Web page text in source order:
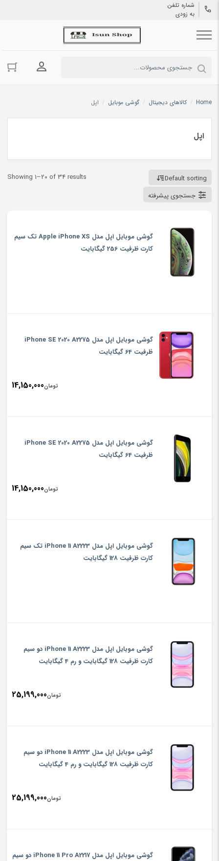
شماره تلفن
به زودی
ورود به
Home
/ کالاهای دیجیتال / گوشی موبایل / اپل
اپل
Showing 1–20 of 34 results
Default sorting
جستجوی پیشرفته
گوشی موبایل اپل مدل Apple iPhone XS تک سیم
کارت ظرفیت 256 گیگابایت
گوشی موبایل اپل مدل iPhone SE 2020 A2275
ظرفیت 64 گیگابایت
تومان14,150,000
گوشی موبایل اپل مدل iPhone SE 2020 A2275
ظرفیت 64 گیگابایت
تومان14,150,000
گوشی موبایل اپل مدل iPhone 11 A2223 تک سیم‌
کارت ظرفیت 128 گیگابایت
گوشی موبایل اپل مدل iPhone 11 A2223 دو سیم‌
کارت ظرفیت 128 گیگابایت و رم 4 گیگابایت
تومان25,199,000
گوشی موبایل اپل مدل iPhone 11 A2223 دو سیم‌
کارت ظرفیت 128 گیگابایت و رم 4 گیگابایت
تومان25,199,000
گوشی موبایل اپل مدل iPhone 11 Pro A2217 دو سیم‌